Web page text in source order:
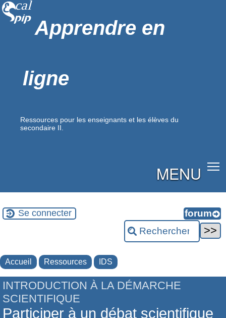
Apprendre en
ligne
Ressources pour les enseignants et les élèves du
secondaire II.
MENU
Se connecter
Accueil Ressources IDS
INTRODUCTION À LA DÉMARCHE
SCIENTIFIQUE
Participer à un débat scientifique